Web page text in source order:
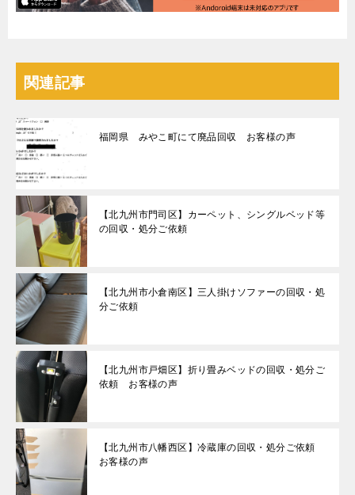
関連記事
福岡県 みやこ町にて廃品回収 お客様の声
【北九州市門司区】カーペット、シングルベッド等
の回収・処分ご依頼
【北九州市小倉南区】三人掛けソファーの回収・処
分ご依頼
【北九州市戸畑区】折り畳みベッドの回収・処分ご
依頼 お客様の声
【北九州市八幡西区】冷蔵庫の回収・処分ご依頼
お客様の声